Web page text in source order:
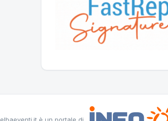
elbaeventi.it è un portale di